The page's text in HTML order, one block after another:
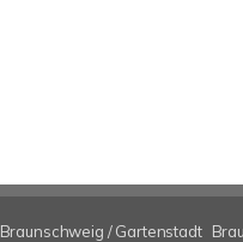
Braunschweig / Gartenstadt